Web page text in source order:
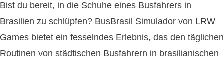
Bist du bereit, in die Schuhe eines Busfahrers in
Brasilien zu schlüpfen? BusBrasil Simulador von LRW
Games bietet ein fesselndes Erlebnis, das den täglichen
Routinen von städtischen Busfahrern in brasilianischen